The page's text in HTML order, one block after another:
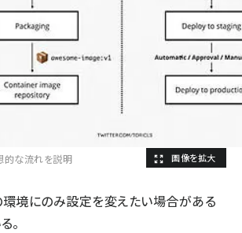
的な流れを説明
環境にのみ設定を変えたい場合がある
。